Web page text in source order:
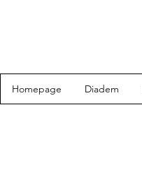
Homepage Diadem